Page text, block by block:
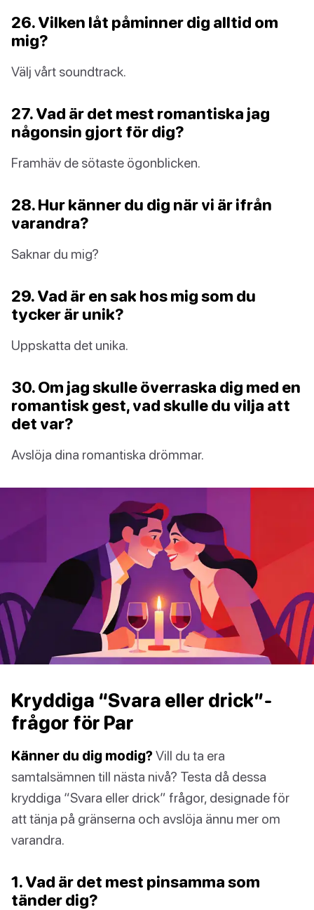
26. Vilken låt påminner dig alltid om
mig?
Välj vårt soundtrack.
27. Vad är det mest romantiska jag
någonsin gjort för dig?
Framhäv de sötaste ögonblicken.
28. Hur känner du dig när vi är ifrån
varandra?
Saknar du mig?
29. Vad är en sak hos mig som du
tycker är unik?
Uppskatta det unika.
30. Om jag skulle överraska dig med en
romantisk gest, vad skulle du vilja att
det var?
Avslöja dina romantiska drömmar.
Kryddiga “Svara eller drick”-
frågor för Par
Känner du dig modig?Vill du ta era
samtalsämnen till nästa nivå? Testa då dessa
kryddiga “Svara eller drick” frågor, designade för
att tänja på gränserna och avslöja ännu mer om
varandra.
1. Vad är det mest pinsamma som
tänder dig?